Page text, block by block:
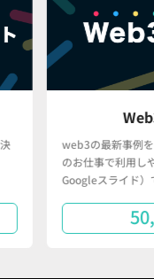
web3の最新事例
のお仕事で利用し
Googleスライド）